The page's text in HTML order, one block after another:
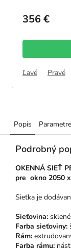
356 €
Ľavé Pravé
Popis Parametre
Podrobný
OKENNÁ SIEŤ
pre okno 2050
Sieťka je
Sieťovina:
Farba sieťoviny:
Rám:
Farba rámu: